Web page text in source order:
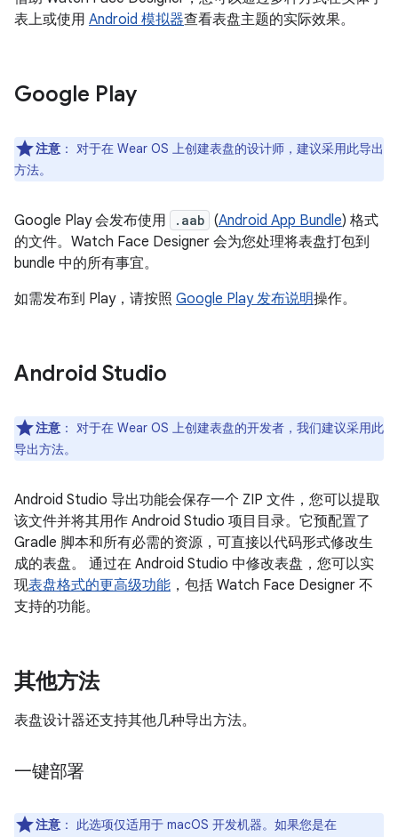
表上或使用 Android 模拟器查看表盘主题的实际效果。
Google Play
注意 ： 对于在 Wear OS 上创建表盘的设计师，建议采用此导出
方法。
Google Play 会发布使用 .aab (Android App Bundle) 格式
的文件。Watch Face Designer 会为您处理将表盘打包到
bundle 中的所有事宜。
如需发布到 Play，请按照 Google Play 发布说明操作。
Android Studio
注意 ： 对于在 Wear OS 上创建表盘的开发者，我们建议采用此
导出方法。
Android Studio 导出功能会保存一个 ZIP 文件，您可以提取
该文件并将其用作 Android Studio 项目目录。它预配置了
Gradle 脚本和所有必需的资源，可直接以代码形式修改生
成的表盘。 通过在 Android Studio 中修改表盘，您可以实
现表盘格式的更高级功能 ，包括 Watch Face Designer 不
支持的功能。
其他方法
表盘设计器还支持其他几种导出方法。
一键部署
注意 ：
此选项仅适用于 macOS 开发机器。如果您是在